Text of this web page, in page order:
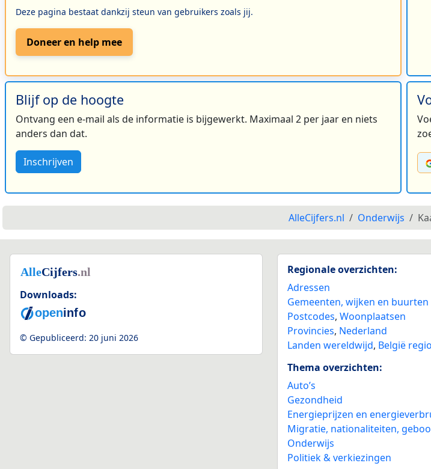
3
Deze pagina bestaat dankzij steun van gebruikers zoals jij.
Doneer en help mee
Blijf op de hoogte
Ontvang een e-mail als de informatie is bijgewerkt. Maximaal 2 per jaar en niets
anders dan dat.
Inschrijven
AlleCijfers.nl Onderwijs
Downloads:
© Gepubliceerd: 20 juni 2026
Regionale overzichten:
Adressen
Gemeenten, wijken en buurten
Postcodes,Woonplaatsen
Provincies, Nederland
Landen wereldwijd, België
Thema overzichten:
Auto’s
Gezondheid
Energieprijzen en
Migratie, nationaliteiten,
Onderwijs
Politiek & verkiezingen